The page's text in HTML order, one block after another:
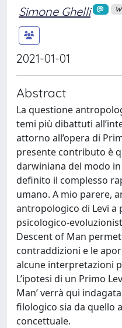
Simone Ghelli
2021-01-01
Abstract
La questione
temi più dibattuti
attorno all’opera di
presente contributo è
darwiniana del modo
definito il complesso
umano. A mio parere,
antropologico di Levi a
psicologico-
Descent of Man
contraddizioni e le
alcune interpretazioni
L’ipotesi di un Primo
Man’ verrà qui
filologico sia da quello
concettuale.